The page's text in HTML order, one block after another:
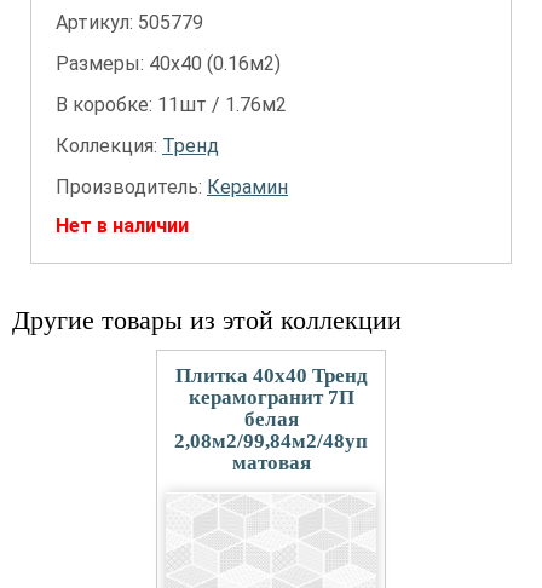
Артикул: 505779
Размеры: 40х40 (0.16м2)
В коробке: 11шт / 1.76м2
Коллекция: Тренд
Производитель: Керамин
Нет в наличии
Другие товары из этой коллекции
Плитка 40x40 Тренд
керамогранит 7П
белая
2,08м2/99,84м2/48уп
матовая